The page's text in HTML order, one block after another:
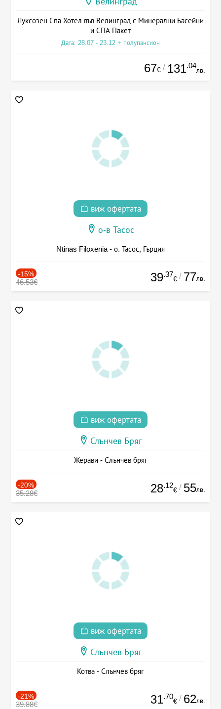
Луксозен Спа Хотел във Велинград с Минерални Басейни
и СПА Пакет
Дата: 28.07 - 23.12 + полупансион
67€ / 131.04
лв.
виж офертата
о-в Тасос
Ntinas Filoxenia - о. Тасос, Гърция
-15%
46.53€ 39.37
€ / 77лв.
виж офертата
Слънчев Бряг
Жерави - Слънчев бряг
-20%
35.28€ 28.12
€ / 55лв.
виж офертата
Слънчев Бряг
Котва - Слънчев бряг
-21%
39.88€ 31.70
€ / 62лв.